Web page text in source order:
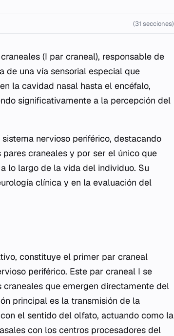
(31 secciones)
(I par craneal), responsable de
de una vía sensorial especial que
la cavidad nasal hasta el encéfalo,
significativamente a la percepción del
nervioso periférico, destacando
craneales y por ser el único que
lo largo de la vida del individuo. Su
clínica y en la evaluación del
constituye el primer par craneal
periférico. Este par craneal I se
que emergen directamente del
principal es la transmisión de la
el sentido del olfato, actuando como la
con los centros procesadores del